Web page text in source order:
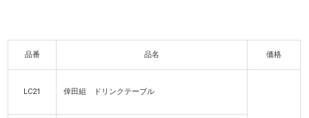
品番 品名 価格
LC21 倖田組 ドリンクテーブル